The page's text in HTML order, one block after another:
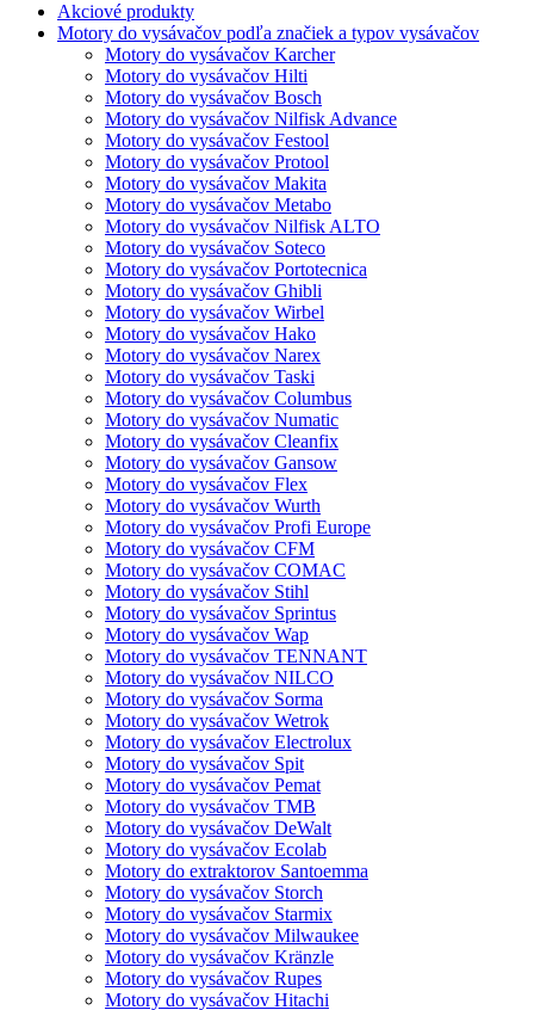
Akciové produkty
Motory do vysávačov podľa značiek a typov vysávačov
Motory do vysávačov Karcher
Motory do vysávačov Hilti
Motory do vysávačov Bosch
Motory do vysávačov Nilfisk Advance
Motory do vysávačov Festool
Motory do vysávačov Protool
Motory do vysávačov Makita
Motory do vysávačov Metabo
Motory do vysávačov Nilfisk ALTO
Motory do vysávačov Soteco
Motory do vysávačov Portotecnica
Motory do vysávačov Ghibli
Motory do vysávačov Wirbel
Motory do vysávačov Hako
Motory do vysávačov Narex
Motory do vysávačov Taski
Motory do vysávačov Columbus
Motory do vysávačov Numatic
Motory do vysávačov Cleanfix
Motory do vysávačov Gansow
Motory do vysávačov Flex
Motory do vysávačov Wurth
Motory do vysávačov Profi Europe
Motory do vysávačov CFM
Motory do vysávačov COMAC
Motory do vysávačov Stihl
Motory do vysávačov Sprintus
Motory do vysávačov Wap
Motory do vysávačov TENNANT
Motory do vysávačov NILCO
Motory do vysávačov Sorma
Motory do vysávačov Wetrok
Motory do vysávačov Electrolux
Motory do vysávačov Spit
Motory do vysávačov Pemat
Motory do vysávačov TMB
Motory do vysávačov DeWalt
Motory do vysávačov Ecolab
Motory do extraktorov Santoemma
Motory do vysávačov Storch
Motory do vysávačov Starmix
Motory do vysávačov Milwaukee
Motory do vysávačov Kränzle
Motory do vysávačov Rupes
Motory do vysávačov Hitachi